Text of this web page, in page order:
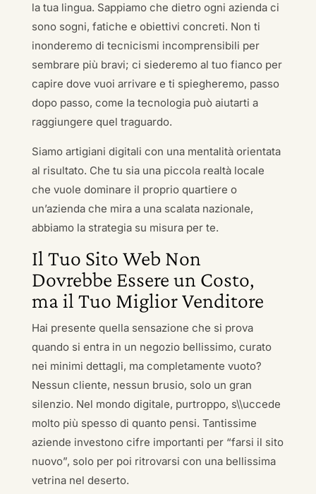
la tua lingua. Sappiamo che dietro ogni azienda ci
sono sogni, fatiche e obiettivi concreti. Non ti
inonderemo di tecnicismi incomprensibili per
sembrare più bravi; ci siederemo al tuo fianco per
capire dove vuoi arrivare e ti spiegheremo, passo
dopo passo, come la tecnologia può aiutarti a
raggiungere quel traguardo.
Siamo artigiani digitali con una mentalità orientata
al risultato. Che tu sia una piccola realtà locale
che vuole dominare il proprio quartiere o
un’azienda che mira a una scalata nazionale,
abbiamo la strategia su misura per te.
Il Tuo Sito Web Non
Dovrebbe Essere un Costo,
ma il Tuo Miglior Venditore
Hai presente quella sensazione che si prova
quando si entra in un negozio bellissimo, curato
nei minimi dettagli, ma completamente vuoto?
Nessun cliente, nessun brusio, solo un gran
silenzio. Nel mondo digitale, purtroppo, s\\uccede
molto più spesso di quanto pensi. Tantissime
aziende investono cifre importanti per “farsi il sito
nuovo”, solo per poi ritrovarsi con una bellissima
vetrina nel deserto.